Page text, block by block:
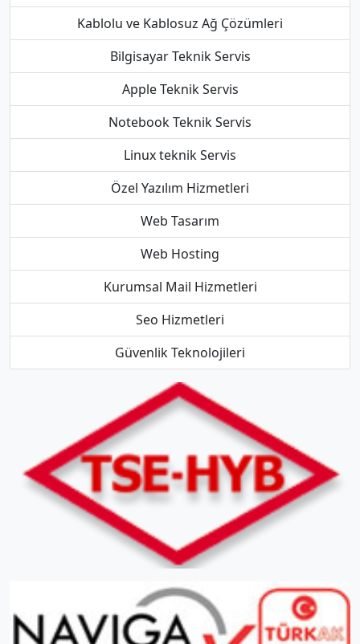
Kablolu ve Kablosuz Ağ Çözümleri
Bilgisayar Teknik Servis
Apple Teknik Servis
Notebook Teknik Servis
Linux teknik Servis
Özel Yazılım Hizmetleri
Web Tasarım
Web Hosting
Kurumsal Mail Hizmetleri
Seo Hizmetleri
Güvenlik Teknolojileri